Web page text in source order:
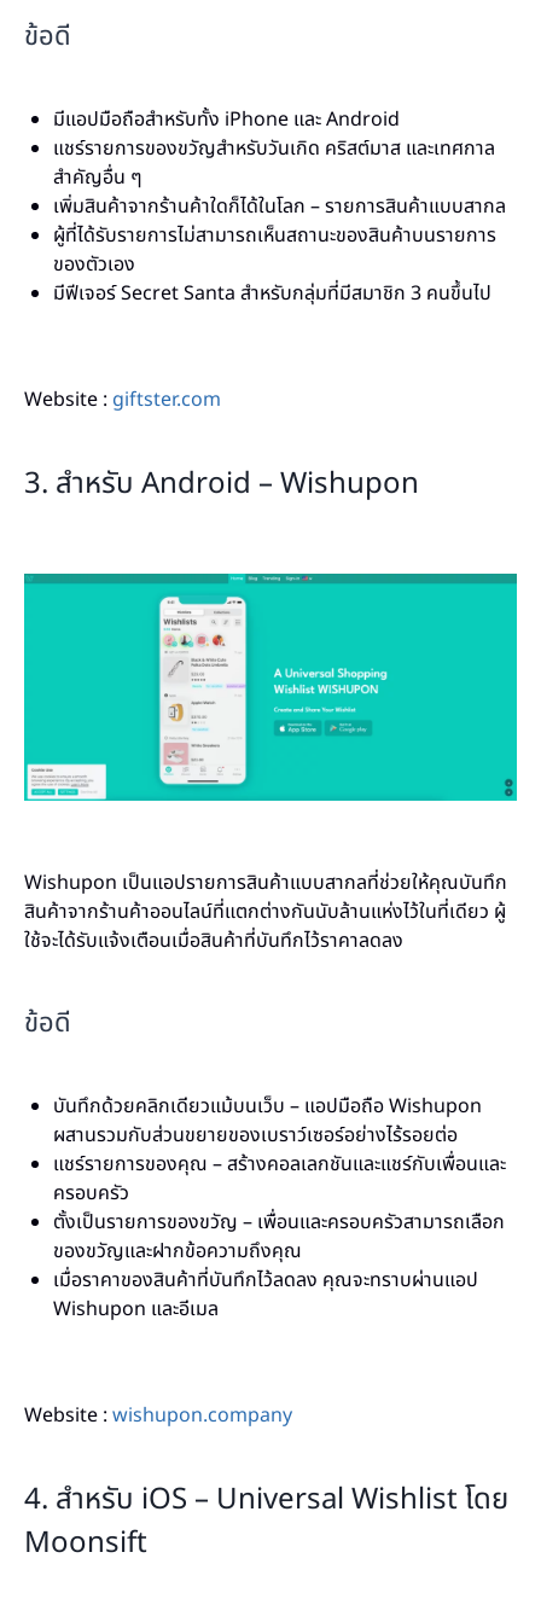
ข้อดี
มีแอปมือถือสำหรับทั้ง iPhone และ Android
แชร์รายการของขวัญสำหรับวันเกิด คริสต์มาส และเทศกาล
สำคัญอื่น ๆ
เพิ่มสินค้าจากร้านค้าใดก็ได้ในโลก – รายการสินค้าแบบสากล
ผู้ที่ได้รับรายการไม่สามารถเห็นสถานะของสินค้าบนรายการ
ของตัวเอง
มีฟีเจอร์ Secret Santa สำหรับกลุ่มที่มีสมาชิก 3 คนขึ้นไป
Website : giftster.com
3. สำหรับ Android – Wishupon
Wishupon เป็นแอปรายการสินค้าแบบสากลที่ช่วยให้คุณบันทึก
สินค้าจากร้านค้าออนไลน์ที่แตกต่างกันนับล้านแห่งไว้ในที่เดียว ผู้
ใช้จะได้รับแจ้งเตือนเมื่อสินค้าที่บันทึกไว้ราคาลดลง
ข้อดี
บันทึกด้วยคลิกเดียวแม้บนเว็บ – แอปมือถือ Wishupon
ผสานรวมกับส่วนขยายของเบราว์เซอร์อย่างไร้รอยต่อ
แชร์รายการของคุณ – สร้างคอลเลกชันและแชร์กับเพื่อนและ
ครอบครัว
ตั้งเป็นรายการของขวัญ – เพื่อนและครอบครัวสามารถเลือก
ของขวัญและฝากข้อความถึงคุณ
เมื่อราคาของสินค้าที่บันทึกไว้ลดลง คุณจะทราบผ่านแอป
Wishupon และอีเมล
Website : wishupon.company
4. สำหรับ iOS – Universal Wishlist โดย
Moonsift